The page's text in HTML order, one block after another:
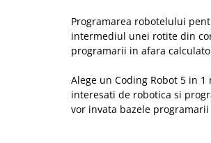
Programarea robotelului
intermediul unei rotite din
programarii in afara
Alege un Coding Robot 5 in
interesati de robotica si
vor invata bazele